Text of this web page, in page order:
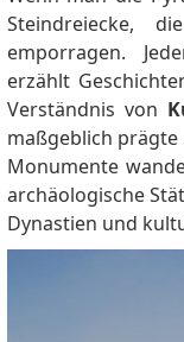
Steindreiecke,
emporragen.
erzählt
Verständnis von
maßgeblich prägte
Monumente
archäologische
Dynastien und